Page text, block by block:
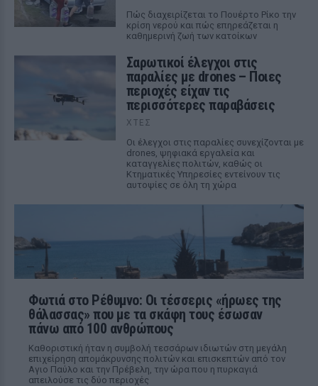
Πώς διαχειρίζεται το Πουέρτο Ρίκο την
κρίση νερού και πώς επηρεάζεται η
καθημερινή ζωή των κατοίκων
Σαρωτικοί έλεγχοι στις
παραλίες με drones – Ποιες
περιοχές είχαν τις
περισσότερες παραβάσεις
ΧΤΕΣ
Οι έλεγχοι στις παραλίες συνεχίζονται με
drones, ψηφιακά εργαλεία και
καταγγελίες πολιτών, καθώς οι
Κτηματικές Υπηρεσίες εντείνουν τις
αυτοψίες σε όλη τη χώρα
Φωτιά στο Ρέθυμνο: Οι τέσσερις «ήρωες της
θάλασσας» που με τα σκάφη τους έσωσαν
πάνω από 100 ανθρώπους
Καθοριστική ήταν η συμβολή τεσσάρων ιδιωτών στη μεγάλη
επιχείρηση απομάκρυνσης πολιτών και επισκεπτών από τον
Αγιο Παύλο και την Πρέβελη, την ώρα που η πυρκαγιά
απειλούσε τις δύο περιοχές